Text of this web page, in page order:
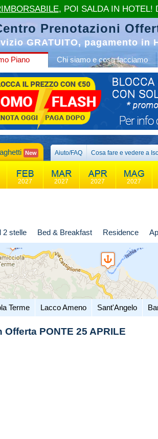
Prenotazioni
GRATUITO, pagamento in
Piano Chi siamo e cosa facciamo
New Aiuto/FAQ Cosa fare e vedere a
2027 2027 2027 2027
2 stelle Bed & Breakfast Residence
Terme Lacco Ameno Sant'Angelo
Offerta PONTE 25 APRILE
, POI SALDA IN HOTEL!